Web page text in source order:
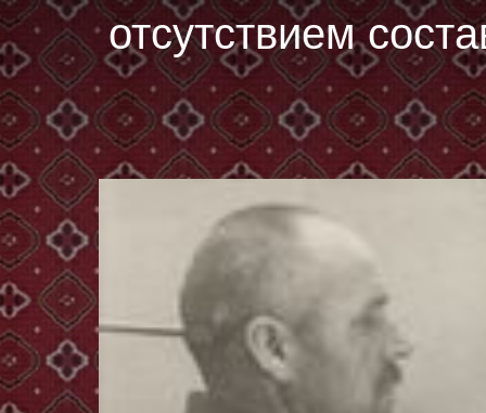
отсутствием